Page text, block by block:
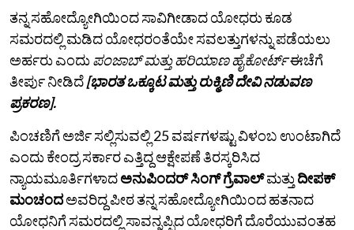
ತನ್ನ ಸಹೋದ್ಯೋಗಿಯಿಂದ ಸಾವಿಗೀಡಾದ ಯೋಧರು ಕೂಡ
ಸಮರದಲ್ಲಿ ಮಡಿದ ಯೋಧರಂತೆಯೇ ಸವಲತ್ತುಗಳನ್ನು ಪಡೆಯಲು
ಅರ್ಹರು ಎಂದು ಪಂಜಾಬ್‌ ಮತ್ತು ಹರಿಯಾಣ ಹೈಕೋರ್ಟ್‌ಈಚೆಗೆ
ತೀರ್ಪು ನೀಡಿದೆ[ಭಾರತ ಒಕ್ಕೂಟ ಮತ್ತು ರುಕ್ಮಿಣಿ ದೇವಿ ನಡುವಣ
ಪ್ರಕರಣ].
ಪಿಂಚಣಿಗೆ ಅರ್ಜಿ ಸಲ್ಲಿಸುವಲ್ಲಿ 25 ವರ್ಷಗಳಷ್ಟು ವಿಳಂಬ ಉಂಟಾಗಿದೆ
ಎಂದು ಕೇಂದ್ರ ಸರ್ಕಾರ ಎತ್ತಿದ್ದ ಆಕ್ಷೇಪಣೆ ತಿರಸ್ಕರಿಸಿದ
ನ್ಯಾಯಮೂರ್ತಿಗಳಾದಅನುಪಿಂದರ್ ಸಿಂಗ್ ಗ್ರೆವಾಲ್ಮತ್ತು ದೀಪಕ್
ಮಂಚಂದಅವರಿದ್ದ ಪೀಠ ತನ್ನ ಸಹೋದ್ಯೋಗಿಯಿಂದ ಹತನಾದ
ಯೋಧನಿಗೆ ಸಮರದಲ್ಲಿ ಸಾವನ್ನಪ್ಪಿದ ಯೋಧರಿಗೆ ದೊರೆಯುವಂತಹ